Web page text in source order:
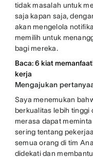
tidak masalah untuk
saja kapan saja,
akan mengelola
memilih untuk
bagi mereka.
Baca: 6 kiat
kerja
Mengajukan
Saya menemukan
berkualitas lebih tinggi
merasa dapat
sering tentang
semua orang di tim
didekati dan